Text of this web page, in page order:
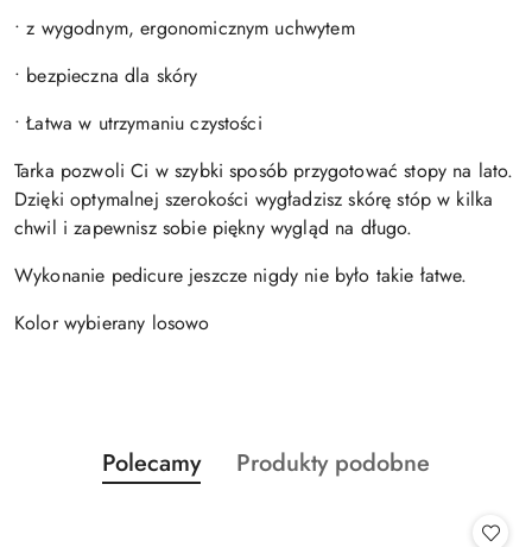
• z wygodnym, ergonomicznym uchwytem
• bezpieczna dla skóry
• Łatwa w utrzymaniu czystości
Tarka pozwoli Ci w szybki sposób przygotować stopy na lato.
Dzięki optymalnej szerokości wygładzisz skórę stóp w kilka
chwil i zapewnisz sobie piękny wygląd na długo.
Wykonanie pedicure jeszcze nigdy nie było takie łatwe.
Kolor wybierany losowo
Pomiń karuzelę produktów
Produkty
o
Polecamy
Produkty
Produkty podobne